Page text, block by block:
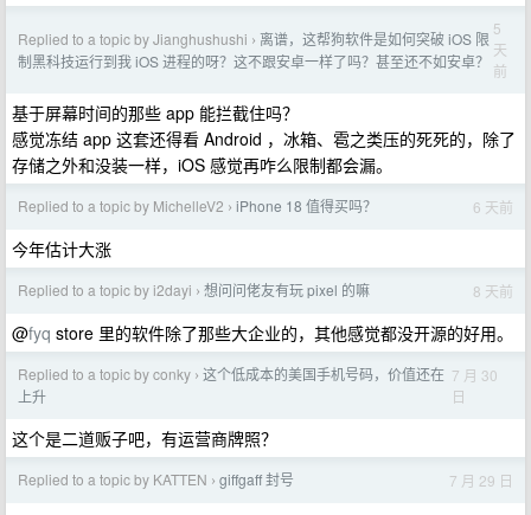
Replied to a topic by Jianghushushi › 离谱，这帮狗软件是如何突破 iOS 限
制黑科技运行到我 iOS 进程的呀？这不跟安卓一样了吗？甚至还不如安卓？
5
天
前
基于屏幕时间的那些 app 能拦截住吗？
感觉冻结 app 这套还得看 Android ，冰箱、雹之类压的死死的，除了
存储之外和没装一样，iOS 感觉再咋么限制都会漏。
Replied to a topic by MichelleV2 › iPhone 18 值得买吗？ 6 天前
今年估计大涨
Replied to a topic by i2dayi › 想问问佬友有玩 pixel 的嘛 8 天前
@fyq store 里的软件除了那些大企业的，其他感觉都没开源的好用。
Replied to a topic by conky › 这个低成本的美国手机号码，价值还在
上升
7 月 30
日
这个是二道贩子吧，有运营商牌照？
Replied to a topic by KATTEN › giffgaff 封号 7 月 29 日